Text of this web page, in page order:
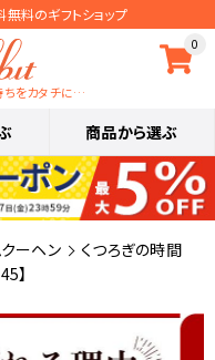
料のギフトショップ
0
ちをカタチに…
商品から選ぶ
ーヘン
くつろぎの時間
】